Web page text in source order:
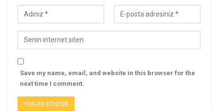
Save my name, email, and website in this browser for the
next time I comment.